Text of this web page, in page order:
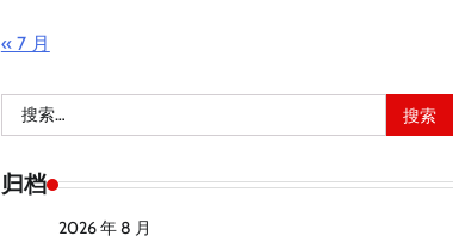
« 7 月
索：
归档
2026 年 8 月